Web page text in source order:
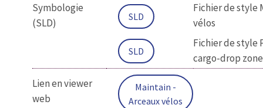
Symbologie
(SLD)
SLD
Fichier de style
vélos
SLD
Fichier de style
cargo-drop zone
Lien en viewer
web
Maintain -
Arceaux vélos